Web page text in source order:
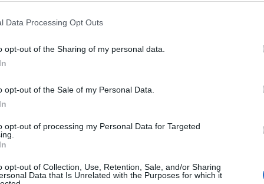
Data Processing Opt Outs
opt-out of the Sharing of my personal data.
opt-out of the Sale of my Personal Data.
opt-out of processing my Personal Data for Targeted
opt-out of Collection, Use, Retention, Sale, and/or Sharing
Data that Is Unrelated with the Purposes for which it
cliccandoqui
nella sezione